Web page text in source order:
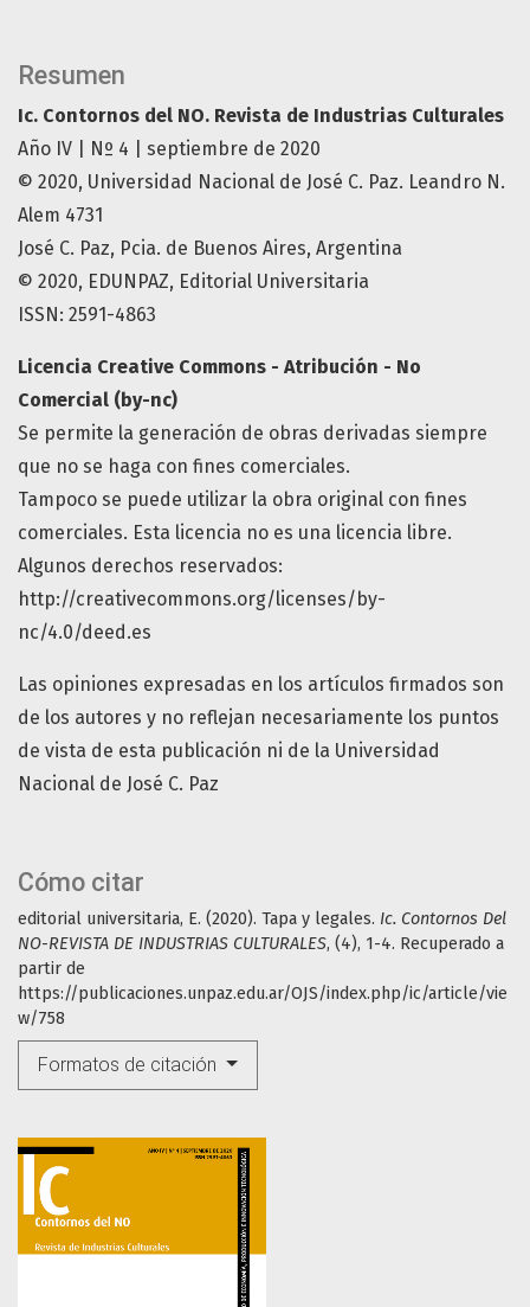
Cómo citar
editorial universitaria, E. (2020). Tapa y legales. Ic. Contornos Del
NO-REVISTA DE INDUSTRIAS CULTURALES, (4), 1-4. Recuperado a
partir de
https://publicaciones.unpaz.edu.ar/OJS/index.php/ic/article/vie
w/758
Formatos de citación
Resumen
Ic. Contornos del NO. Revista de Industrias Culturales
Año IV | Nº 4 | septiembre de 2020
© 2020, Universidad Nacional de José C. Paz. Leandro N.
Alem 4731
José C. Paz, Pcia. de Buenos Aires, Argentina
© 2020, EDUNPAZ, Editorial Universitaria
ISSN: 2591-4863
Licencia Creative Commons - Atribución - No
Comercial (by-nc)
Se permite la generación de obras derivadas siempre
que no se haga con fines comerciales.
Tampoco se puede utilizar la obra original con fines
comerciales. Esta licencia no es una licencia libre.
Algunos derechos reservados:
http://creativecommons.org/licenses/by-
nc/4.0/deed.es
Las opiniones expresadas en los artículos firmados son
de los autores y no reflejan necesariamente los puntos
de vista de esta publicación ni de la Universidad
Nacional de José C. Paz